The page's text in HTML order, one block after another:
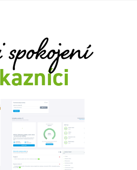
Spaider - SEO nástroj
s AI